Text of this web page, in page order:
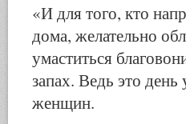
«И для того, кто
дома, желательно
умаститься
запах. Ведь это день
женщин.